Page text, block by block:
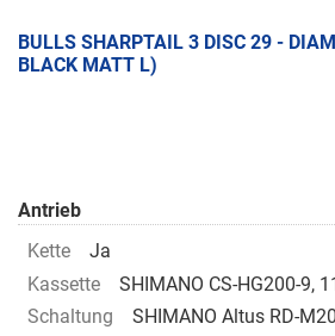
BULLS SHARPTAIL 3 DISC 29 -
BLACK MATT L)
Antrieb
Kette
Ja
Kassette
SHIMANO CS-HG200-9,
Schaltung
SHIMANO Altus RD-